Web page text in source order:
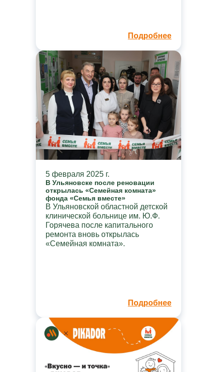
Подробнее
5 февраля 2025 г.
В Ульяновске после реновации
открылась «Семейная комната»
фонда «Семья вместе»
В Ульяновской областной детской
клинической больнице им. Ю.Ф.
Горячева после капитального
ремонта вновь открылась
«Семейная комната».
Подробнее